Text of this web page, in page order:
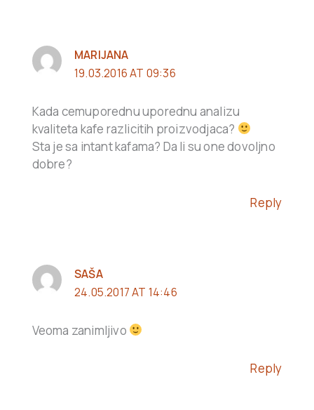
MARIJANA
19.03.2016 AT 09:36
Kada cemuporednu uporednu analizu
kvaliteta kafe razlicitih proizvodjaca?
Sta je sa intant kafama? Da li su one dovoljno
dobre?
Reply
SAŠA
24.05.2017 AT 14:46
Veoma zanimljivo
Reply